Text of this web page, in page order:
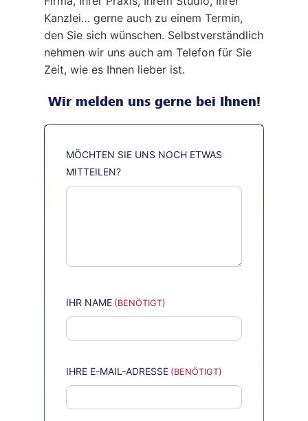
Kanzlei… gerne auch zu einem Termin,
den Sie sich wünschen. Selbstverständlich
nehmen wir uns auch am Telefon für Sie
Zeit, wie es Ihnen lieber ist.
Wir melden uns gerne bei Ihnen!
MÖCHTEN SIE UNS NOCH ETWAS
MITTEILEN?
IHR NAME
IHRE E-MAIL-ADRESSE